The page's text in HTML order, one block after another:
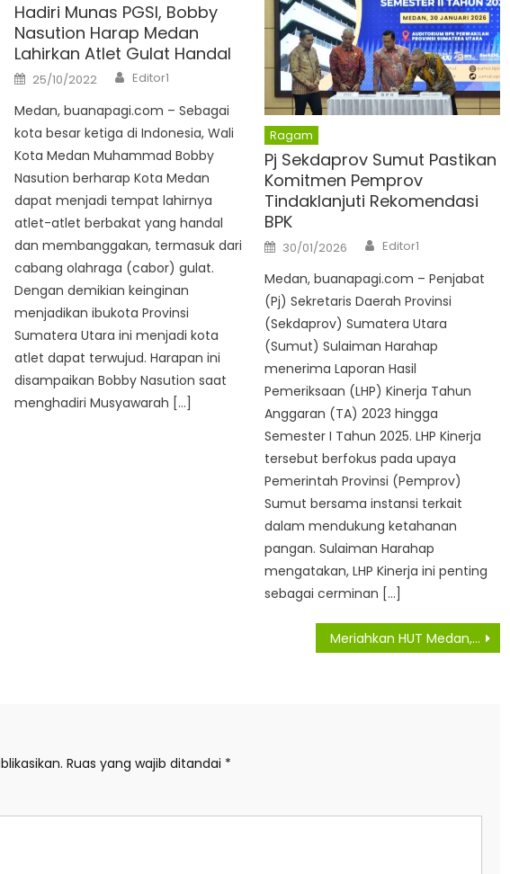
Hadiri Munas PGSI, Bobby
Nasution Harap Medan
Lahirkan Atlet Gulat Handal
Posted
on
25/10/2022 Author
Editor1
Medan, buanapagi.com – Sebagai
kota besar ketiga di Indonesia, Wali
Kota Medan Muhammad Bobby
Nasution berharap Kota Medan
dapat menjadi tempat lahirnya
atlet-atlet berbakat yang handal
dan membanggakan, termasuk dari
cabang olahraga (cabor) gulat.
Dengan demikian keinginan
menjadikan ibukota Provinsi
Sumatera Utara ini menjadi kota
atlet dapat terwujud. Harapan ini
disampaikan Bobby Nasution saat
menghadiri Musyawarah […]
Ragam
Pj Sekdaprov Sumut Pastikan
Komitmen Pemprov
Tindaklanjuti Rekomendasi
BPK
Posted
on
30/01/2026 Author
Editor1
Medan, buanapagi.com – Penjabat
(Pj) Sekretaris Daerah Provinsi
(Sekdaprov) Sumatera Utara
(Sumut) Sulaiman Harahap
menerima Laporan Hasil
Pemeriksaan (LHP) Kinerja Tahun
Anggaran (TA) 2023 hingga
Semester I Tahun 2025. LHP Kinerja
tersebut berfokus pada upaya
Pemerintah Provinsi (Pemprov)
Sumut bersama instansi terkait
dalam mendukung ketahanan
pangan. Sulaiman Harahap
mengatakan, LHP Kinerja ini penting
sebagai cerminan […]
Meriahkan HUT Medan, Zakiyuddin Harahap Dukung Penuh Turnamen Padel Untuk Semua
Ruas yang wajib ditandai *